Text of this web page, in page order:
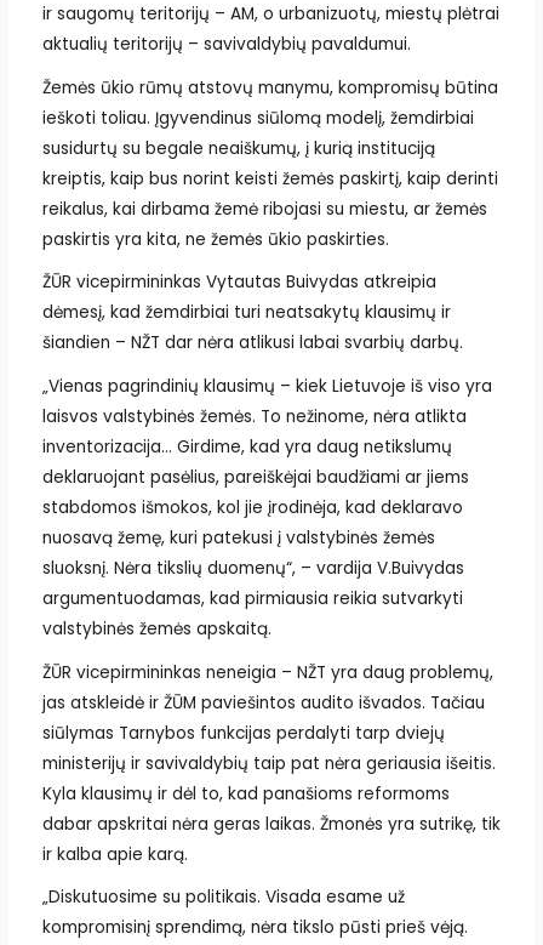
ir saugomų teritorijų – AM, o urbanizuotų, miestų plėtrai
aktualių teritorijų – savivaldybių pavaldumui.
Žemės ūkio rūmų atstovų manymu, kompromisų būtina
ieškoti toliau. Įgyvendinus siūlomą modelį, žemdirbiai
susidurtų su begale neaiškumų, į kurią instituciją
kreiptis, kaip bus norint keisti žemės paskirtį, kaip derinti
reikalus, kai dirbama žemė ribojasi su miestu, ar žemės
paskirtis yra kita, ne žemės ūkio paskirties.
ŽŪR vicepirmininkas Vytautas Buivydas atkreipia
dėmesį, kad žemdirbiai turi neatsakytų klausimų ir
šiandien – NŽT dar nėra atlikusi labai svarbių darbų.
„Vienas pagrindinių klausimų – kiek Lietuvoje iš viso yra
laisvos valstybinės žemės. To nežinome, nėra atlikta
inventorizacija… Girdime, kad yra daug netikslumų
deklaruojant pasėlius, pareiškėjai baudžiami ar jiems
stabdomos išmokos, kol jie įrodinėja, kad deklaravo
nuosavą žemę, kuri patekusi į valstybinės žemės
sluoksnį. Nėra tikslių duomenų“, – vardija V.Buivydas
argumentuodamas, kad pirmiausia reikia sutvarkyti
valstybinės žemės apskaitą.
ŽŪR vicepirmininkas neneigia – NŽT yra daug problemų,
jas atskleidė ir ŽŪM paviešintos audito išvados. Tačiau
siūlymas Tarnybos funkcijas perdalyti tarp dviejų
ministerijų ir savivaldybių taip pat nėra geriausia išeitis.
Kyla klausimų ir dėl to, kad panašioms reformoms
dabar apskritai nėra geras laikas. Žmonės yra sutrikę, tik
ir kalba apie karą.
„Diskutuosime su politikais. Visada esame už
kompromisinį sprendimą, nėra tikslo pūsti prieš vėją.